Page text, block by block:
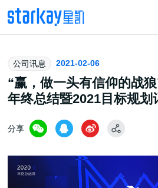
头部潮玩
技术服务商
公司讯息 2021-02-06
“赢，做一头有信仰的战
年终总结暨2021目标规划
分享